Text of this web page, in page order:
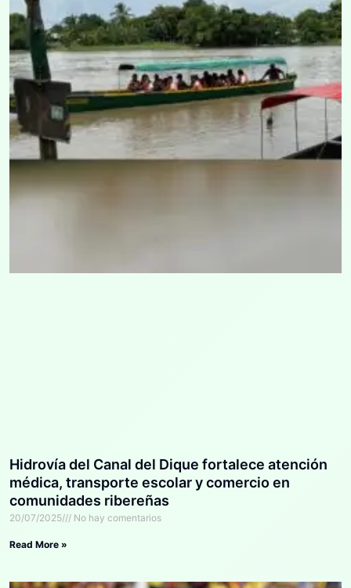
Hidrovía del Canal del Dique fortalece atención
médica, transporte escolar y comercio en
comunidades ribereñas
20/07/2025 No hay comentarios
Read More »